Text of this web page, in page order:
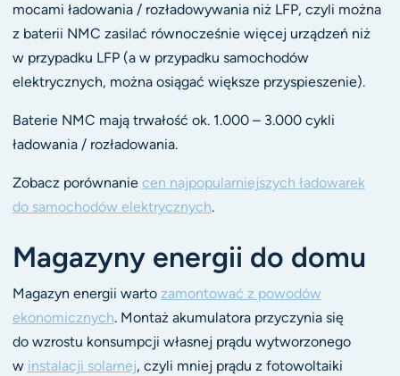
mocami ładowania / rozładowywania niż LFP, czyli można
z baterii NMC zasilać równocześnie więcej urządzeń niż
w przypadku LFP (a w przypadku samochodów
elektrycznych, można osiągać większe przyspieszenie).
Baterie NMC mają trwałość ok. 1.000 – 3.000 cykli
ładowania / rozładowania.
Zobacz porównanie cen najpopularniejszych ładowarek
do samochodów elektrycznych.
Magazyny energii do domu
Magazyn energii warto zamontować z powodów
ekonomicznych. Montaż akumulatora przyczynia się
do wzrostu konsumpcji własnej prądu wytworzonego
w instalacji solarnej, czyli mniej prądu z fotowoltaiki